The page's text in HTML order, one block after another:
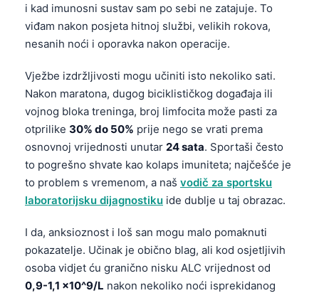
i kad imunosni sustav sam po sebi ne zatajuje. To
viđam nakon posjeta hitnoj službi, velikih rokova,
nesanih noći i oporavka nakon operacije.
Vježbe izdržljivosti mogu učiniti isto nekoliko sati.
Nakon maratona, dugog biciklističkog događaja ili
vojnog bloka treninga, broj limfocita može pasti za
otprilike 30% do 50% prije nego se vrati prema
osnovnoj vrijednosti unutar 24 sata. Sportaši često
to pogrešno shvate kao kolaps imuniteta; najčešće je
to problem s vremenom, a naš vodič za sportsku
laboratorijsku dijagnostiku ide dublje u taj obrazac.
I da, anksioznost i loš san mogu malo pomaknuti
pokazatelje. Učinak je obično blag, ali kod osjetljivih
osoba vidjet ću granično nisku ALC vrijednost od
0,9-1,1 x10^9/L nakon nekoliko noći isprekidanog